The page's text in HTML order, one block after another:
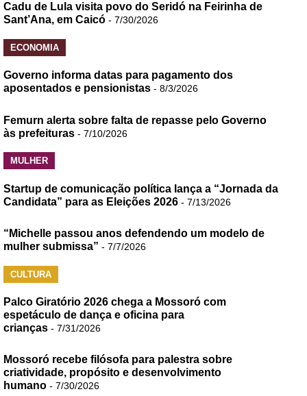
Cadu de Lula visita povo do Seridó na Feirinha de
Sant’Ana, em Caicó - 7/30/2026
ECONOMIA
Governo informa datas para pagamento dos
aposentados e pensionistas - 8/3/2026
Femurn alerta sobre falta de repasse pelo Governo
às prefeituras - 7/10/2026
MULHER
Startup de comunicação política lança a “Jornada da
Candidata” para as Eleições 2026 - 7/13/2026
“Michelle passou anos defendendo um modelo de
mulher submissa” - 7/7/2026
CULTURA
Palco Giratório 2026 chega a Mossoró com
espetáculo de dança e oficina para
crianças - 7/31/2026
Mossoró recebe filósofa para palestra sobre
criatividade, propósito e desenvolvimento
humano - 7/30/2026